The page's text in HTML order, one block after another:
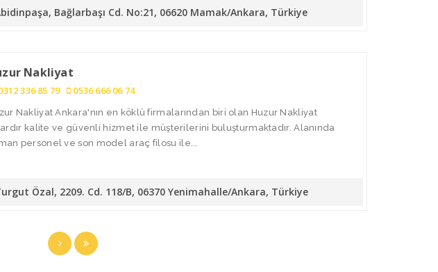
Bağlarbaşı Cd. No:21, 06620 Mamak/Ankara, Türkiye
Nakliyat
336 85 79 0536 666 06 74
Nakliyat Ankara'nın en köklü firmalarından biri olan Huzur Nakliyat
kalite ve güvenli hizmet ile müşterilerini buluşturmaktadır. Alanında
personel ve son model araç filosu ile...
Özal, 2209. Cd. 118/B, 06370 Yenimahalle/Ankara, Türkiye